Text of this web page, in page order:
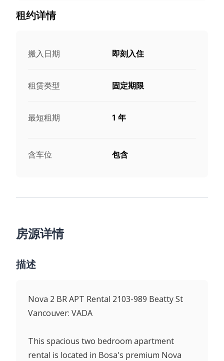
租约详情
搬入日期 即刻入住
租赁类型 固定期限
最短租期 1 年
含车位 包含
房源详情
描述
Nova 2 BR APT Rental 2103-989 Beatty St
Vancouver: VADA
This spacious two bedroom apartment
rental is located in Bosa's premium Nova